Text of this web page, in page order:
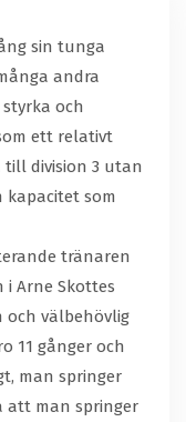
sin tunga
andra
och
ett relativt
till division 3 utan
kapacitet som
tränaren
i Arne Skottes
och välbehövlig
11 gånger och
man springer
att man springer